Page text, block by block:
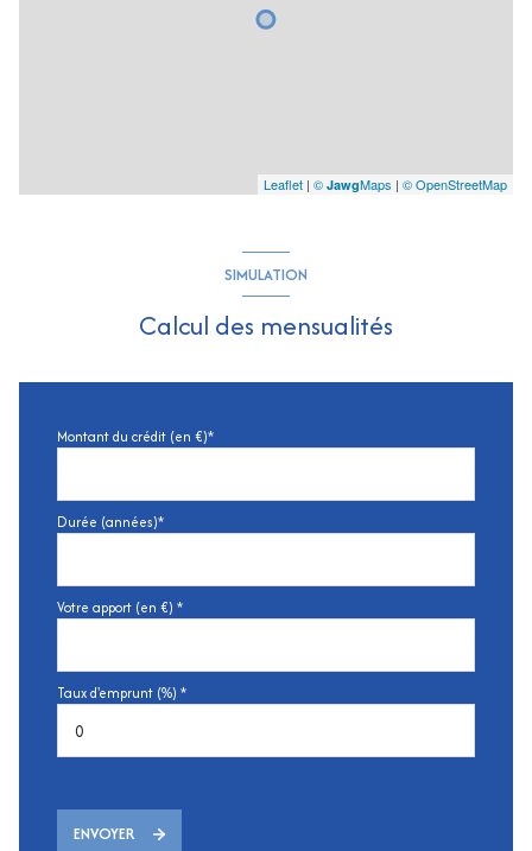
Leaflet | © JawgMaps | © OpenStreetMap
SIMULATION
Calcul des mensualités
Montant du crédit (en €)*
Durée (années)*
Votre apport (en €) *
Taux d'emprunt (%) *
ENVOYER